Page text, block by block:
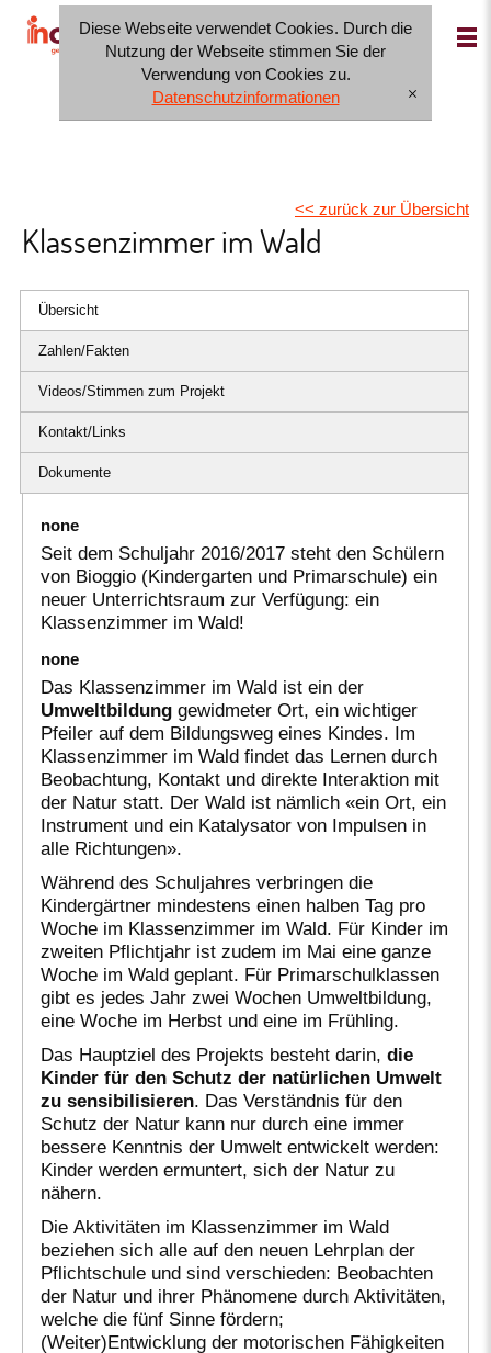
Diese Webseite verwendet Cookies. Durch die
Nutzung der Webseite stimmen Sie der
Verwendung von Cookies zu.
Datenschutzinformationen
[x]
IT FR DE
<< zurück zur Übersicht
Klassenzimmer im Wald
Übersicht
Zahlen/Fakten
Videos/Stimmen zum Projekt
Kontakt/Links
Dokumente
none
Seit dem Schuljahr 2016/2017 steht den Schülern
von Bioggio (Kindergarten und Primarschule) ein
neuer Unterrichtsraum zur Verfügung: ein
Klassenzimmer im Wald!
none
Das Klassenzimmer im Wald ist ein der
Umweltbildung gewidmeter Ort, ein wichtiger
Pfeiler auf dem Bildungsweg eines Kindes. Im
Klassenzimmer im Wald findet das Lernen durch
Beobachtung, Kontakt und direkte Interaktion mit
der Natur statt. Der Wald ist nämlich «ein Ort, ein
Instrument und ein Katalysator von Impulsen in
alle Richtungen».
Während des Schuljahres verbringen die
Kindergärtner mindestens einen halben Tag pro
Woche im Klassenzimmer im Wald. Für Kinder im
zweiten Pflichtjahr ist zudem im Mai eine ganze
Woche im Wald geplant. Für Primarschulklassen
gibt es jedes Jahr zwei Wochen Umweltbildung,
eine Woche im Herbst und eine im Frühling.
Das Hauptziel des Projekts besteht darin, die
Kinder für den Schutz der natürlichen Umwelt
zu sensibilisieren. Das Verständnis für den
Schutz der Natur kann nur durch eine immer
bessere Kenntnis der Umwelt entwickelt werden:
Kinder werden ermuntert, sich der Natur zu
nähern.
Die Aktivitäten im Klassenzimmer im Wald
beziehen sich alle auf den neuen Lehrplan der
Pflichtschule und sind verschieden: Beobachten
der Natur und ihrer Phänomene durch Aktivitäten,
welche die fünf Sinne fördern;
(Weiter)Entwicklung der motorischen Fähigkeiten